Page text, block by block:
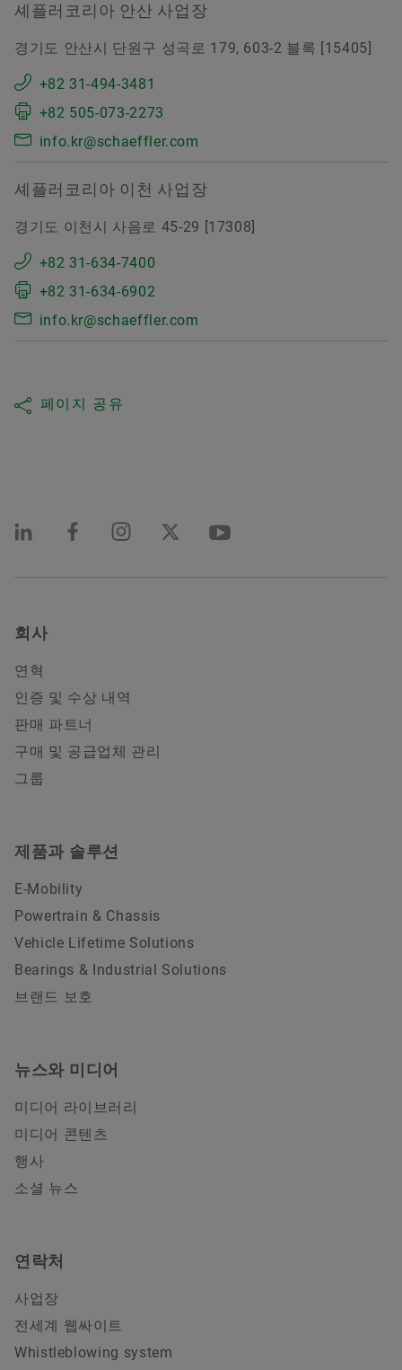
셰플러코리아 안산 사업장
경기도 안산시 단원구 성곡로 179, 603-2 블록 [15405]
+82 31-494-3481
+82 505-073-2273
info.kr@schaeffler.com
셰플러코리아 이천 사업장
경기도 이천시 사음로 45-29 [17308]
+82 31-634-7400
+82 31-634-6902
info.kr@schaeffler.com
페이지 공유
회사
연혁
인증 및 수상 내역
판매 파트너
구매 및 공급업체 관리
그룹
제품과 솔루션
E-Mobility
Powertrain & Chassis
Vehicle Lifetime Solutions
Bearings & Industrial Solutions
브랜드 보호
뉴스와 미디어
미디어 라이브러리
미디어 콘텐츠
행사
소셜 뉴스
연락처
사업장
전세계 웹싸이트
Whistleblowing system